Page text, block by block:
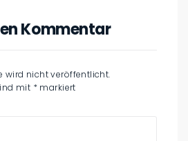
Kommentar
wird nicht veröffentlicht.
mit * markiert